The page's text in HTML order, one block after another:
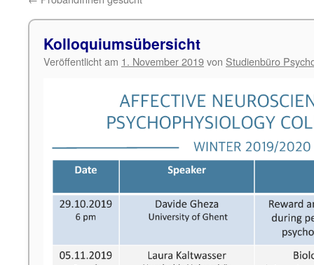
Kolloquiumsübersicht
Veröffentlicht am 1. November 2019von Studienbüro